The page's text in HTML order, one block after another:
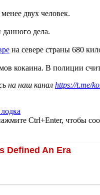
двух человек.
дела.
на севере страны 680
кокаина. В полиции
на наш канал https://t.me/
Ctrl+Enter, чтобы